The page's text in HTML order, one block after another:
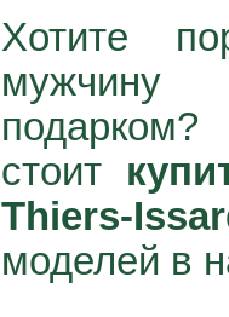
Хотите
мужчину
стоит
Thiers-
моделей в